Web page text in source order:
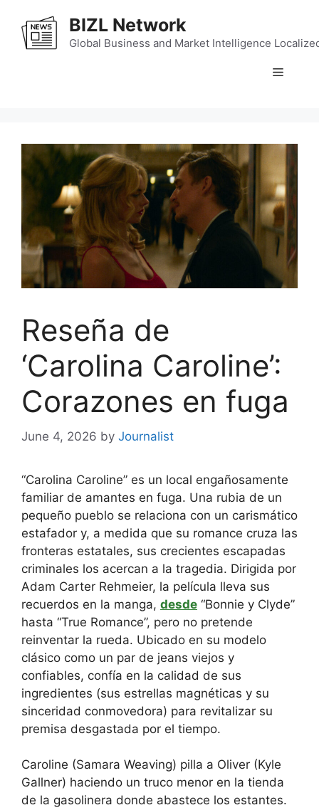
content
BIZL Network
Global Business and Market Intelligence
Menu
Reseña de
‘Carolina Caroline’:
Corazones en fuga
June 4, 2026 by Journalist
“Carolina Caroline” es un local engañosamente
familiar de amantes en fuga. Una rubia de un
pequeño pueblo se relaciona con un carismático
estafador y, a medida que su romance cruza las
fronteras estatales, sus crecientes escapadas
criminales los acercan a la tragedia. Dirigida por
Adam Carter Rehmeier, la película lleva sus
recuerdos en la manga, desde “Bonnie y Clyde”
hasta “True Romance”, pero no pretende
reinventar la rueda. Ubicado en su modelo
clásico como un par de jeans viejos y
confiables, confía en la calidad de sus
ingredientes (sus estrellas magnéticas y su
sinceridad conmovedora) para revitalizar su
premisa desgastada por el tiempo.
Caroline (Samara Weaving) pilla a Oliver (Kyle
Gallner) haciendo un truco menor en la tienda
de la gasolinera donde abastece los estantes.